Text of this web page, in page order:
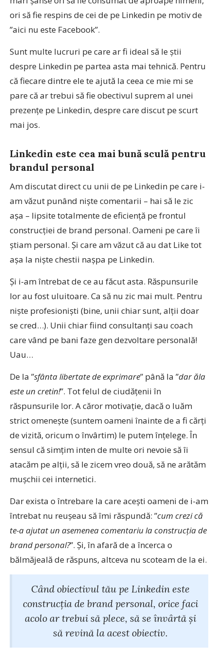
ori să fie respins de cei de pe Linkedin pe motiv de
”aici nu este Facebook”.
Sunt multe lucruri pe care ar fi ideal să le știi
despre Linkedin pe partea asta mai tehnică. Pentru
că fiecare dintre ele te ajută la ceea ce mie mi se
pare că ar trebui să fie obectivul suprem al unei
prezențe pe Linkedin, despre care discut pe scurt
mai jos.
Linkedin este cea mai bună sculă pentru
brandul personal
Am discutat direct cu unii de pe Linkedin pe care i-
am văzut punând niște comentarii – hai să le zic
așa – lipsite totalmente de eficiență pe frontul
construcției de brand personal. Oameni pe care îi
știam personal. Și care am văzut că au dat Like tot
așa la niște chestii nașpa pe Linkedin.
Și i-am întrebat de ce au făcut asta. Răspunsurile
lor au fost uluitoare. Ca să nu zic mai mult. Pentru
niște profesioniști (bine, unii chiar sunt, alții doar
se cred…). Unii chiar fiind consultanți sau coach
care vând pe bani faze gen dezvoltare personală!
Uau…
De la ”sfânta libertate de exprimare” până la ”dar ăla
este un cretin!”. Tot felul de ciudățenii în
răspunsurile lor. A căror motivație, dacă o luăm
strict omenește (suntem oameni înainte de a fi cărți
de vizită, oricum o învârtim) le putem înțelege. În
sensul că simțim inten de multe ori nevoie să îi
atacăm pe alții, să le zicem vreo două, să ne arătăm
mușchii cei internetici.
Dar exista o întrebare la care acești oameni de i-am
întrebat nu reușeau să îmi răspundă: ”cum crezi că
te-a ajutat un asemenea comentariu la construcția de
brand personal?”. Și, în afară de a încerca o
bălmăjeală de răspuns, altceva nu scoteam de la ei.
Când obiectivul tău pe Linkedin este
construcția de brand personal, orice faci
acolo ar trebui să plece, să se învârtă și
să revină la acest obiectiv.